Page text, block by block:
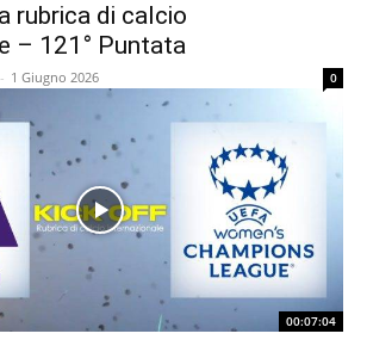
rubrica di calcio
– 121° Puntata
- 1 Giugno 2026 0
00:07:04